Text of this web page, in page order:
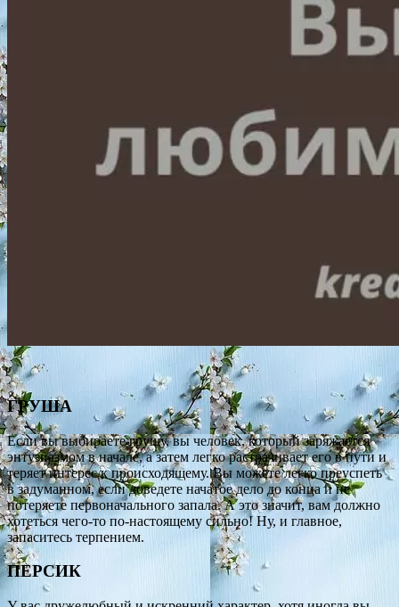
ГРУША
Если вы выбираете грушу, вы человек, который заряжается
энтузиазмом в начале, а затем легко растрачивает его в пути и
теряет интерес к происходящему. Вы можете легко преуспеть
в задуманном, если доведете начатое дело до конца и не
потеряете первоначального запала. А это значит, вам должно
хотеться чего-то по-настоящему сильно! Ну, и главное,
запаситесь терпением.
ПЕРСИК